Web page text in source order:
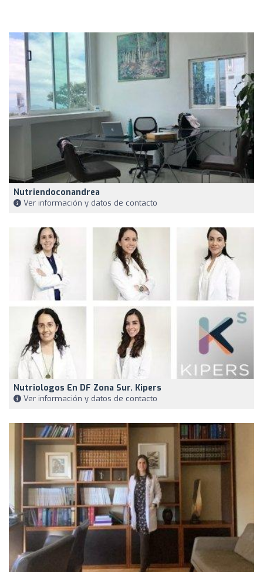
Nutriendoconandrea
Ver información y datos de contacto
Nutriologos En DF Zona Sur. Kipers
Ver información y datos de contacto